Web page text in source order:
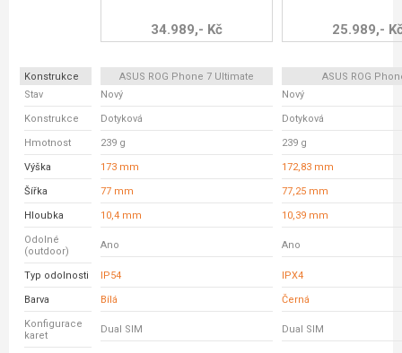
34.989,- Kč 25.989,-
Konstrukce ASUS ROG Phone 7 Ultimate
ASUS ROG
Stav
Nový Nový
Konstrukce Dotyková Dotyková
Hmotnost 239 g 239 g
Výška 173 mm 172,83 mm
Šířka 77 mm 77,25 mm
Hloubka 10,4 mm 10,39 mm
Odolné
(outdoor)
Ano Ano
Typ odolnosti IP54 IPX4
Barva Bílá Černá
Konfigurace
karet
Dual SIM Dual SIM